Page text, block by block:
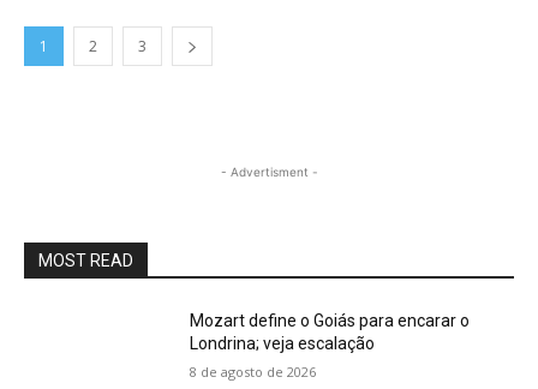
1 2 3
- Advertisment -
MOST READ
Mozart define o Goiás para encarar o
Londrina; veja escalação
8 de agosto de 2026